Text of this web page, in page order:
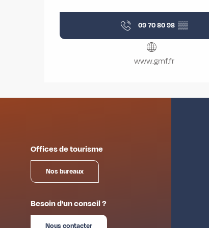
09 70 80 98 ▒▒
www.gmf.fr
Offices de tourisme
Nos bureaux
Besoin d'un conseil ?
Nous contacter